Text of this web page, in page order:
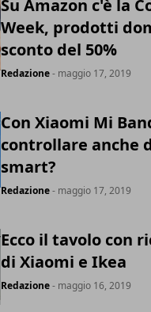
Su Amazon c'è la
Week, prodotti
sconto del 50%
Redazione- maggio 17, 2019
Con Xiaomi Mi
controllare anche
smart?
Redazione- maggio 17, 2019
Ecco il tavolo con
di Xiaomi e Ikea
Redazione- maggio 16, 2019